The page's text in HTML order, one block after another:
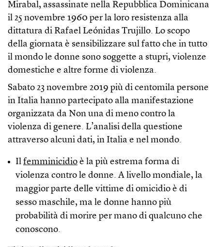
Mirabal, assassinate nella Repubblica Dominicana
il 25 novembre 1960 per la loro resistenza alla
dittatura di Rafael Leónidas Trujillo. Lo scopo
della giornata è sensibilizzare sul fatto che in tutto
il mondo le donne sono soggette a stupri, violenze
domestiche e altre forme di violenza.
Sabato 23 novembre 2019 più di centomila persone
in Italia hanno partecipato alla manifestazione
organizzata da Non una di meno contro la
violenza di genere. L’analisi della questione
attraverso alcuni dati, in Italia e nel mondo.
Il femminicidio è la più estrema forma di
violenza contro le donne. A livello mondiale, la
maggior parte delle vittime di omicidio è di
sesso maschile, ma le donne hanno più
probabilità di morire per mano di qualcuno che
conoscono.